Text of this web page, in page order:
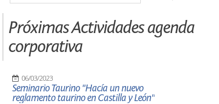
Próximas Actividades agenda
corporativa
06/03/2023
Seminario Taurino "Hacía un nuevo
reglamento taurino en Castilla y León"